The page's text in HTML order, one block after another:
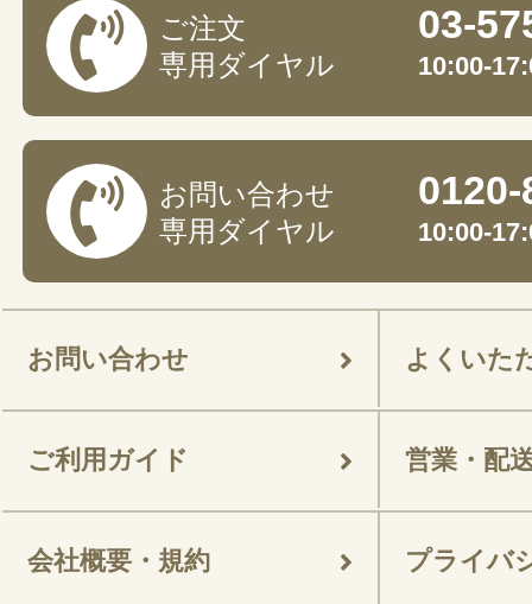
ご注文
専用ダイヤル
03-
10:00-
お問い合わせ
専用ダイヤル
10:00-
お問い合わせ よくいた
ご利用ガイド 営業・配
会社概要・規約 プライバ